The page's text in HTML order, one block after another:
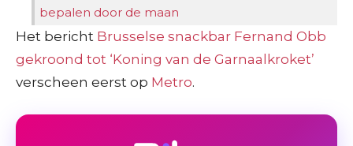
bepalen door de maan
Het bericht Brusselse snackbar Fernand Obb
gekroond tot ‘Koning van de Garnaalkroket’
verscheen eerst op Metro.